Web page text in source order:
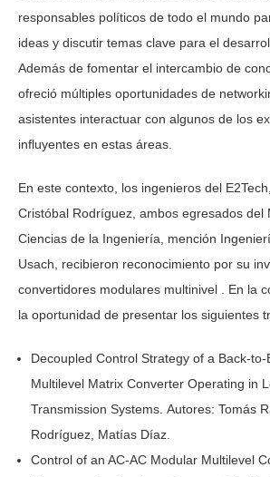
responsables políticos de todo el mundo
ideas y discutir temas clave para el
Además de fomentar el intercambio de
ofreció múltiples oportunidades de
asistentes interactuar con algunos de los
influyentes en estas áreas.
En este contexto, los ingenieros del
Cristóbal Rodríguez, ambos egresados del
Ciencias de la Ingeniería, mención
Usach, recibieron reconocimiento por su
convertidores modulares multinivel . En la
la oportunidad de presentar los siguientes
Decoupled Control Strategy of a Back-
Multilevel Matrix Converter Operating in
Transmission Systems. Autores: Tomás
Rodríguez, Matías Díaz.
Control of an AC-AC Modular Multilevel